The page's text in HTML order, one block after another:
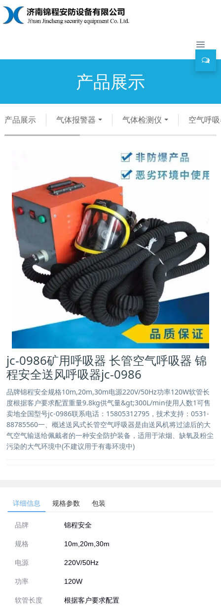
产品展示
产品展示 气体报警器 气体检测仪 空气呼
jc-0986矿用呼吸器 长管空气呼吸器 锦
程安全送风呼吸器jc-0986
品牌锦程安全规格10m,20m,30m电源220V/50Hz功率120W软管长
度根据客户要求配置重量9.8kg供气量&gt;300L/min使用人数1可售
卖地全国型号jc-0986联系电话：15805312795，技术支持：0531-
88785560一、概述送风式长管空气呼吸器是由送风机将过滤后的大
气空气输送给佩戴者的一种安全防护装备，适用于浓烟、缺氧及粉尘
污染的大气环境中(不建议用于有毒环境中)
详细信息 规格参数 包装
品牌 锦程安全
规格 10m,20m,30m
电源 220V/50Hz
功率 120W
软管长度 根据客户要求配置